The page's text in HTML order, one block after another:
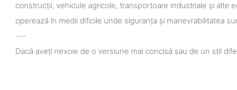
construcții, vehicule agricole, transportoare industriale și alte
operează în medii dificile unde siguranța și manevrabilitatea
---
Dacă aveți nevoie de o versiune mai concisă sau de un stil